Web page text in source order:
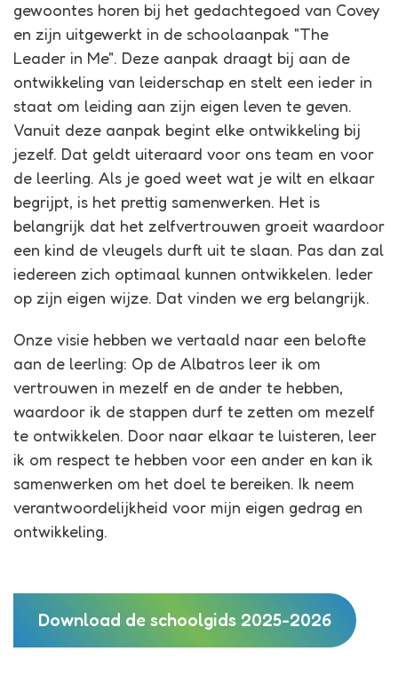
gewoontes horen bij het gedachtegoed van Covey
en zijn uitgewerkt in de schoolaanpak "The
Leader in Me". Deze aanpak draagt bij aan de
ontwikkeling van leiderschap en stelt een ieder in
staat om leiding aan zijn eigen leven te geven.
Vanuit deze aanpak begint elke ontwikkeling bij
jezelf. Dat geldt uiteraard voor ons team en voor
de leerling. Als je goed weet wat je wilt en elkaar
begrijpt, is het prettig samenwerken. Het is
belangrijk dat het zelfvertrouwen groeit waardoor
een kind de vleugels durft uit te slaan. Pas dan zal
iedereen zich optimaal kunnen ontwikkelen. Ieder
op zijn eigen wijze. Dat vinden we erg belangrijk.
Onze visie hebben we vertaald naar een belofte
aan de leerling: Op de Albatros leer ik om
vertrouwen in mezelf en de ander te hebben,
waardoor ik de stappen durf te zetten om mezelf
te ontwikkelen. Door naar elkaar te luisteren, leer
ik om respect te hebben voor een ander en kan ik
samenwerken om het doel te bereiken. Ik neem
verantwoordelijkheid voor mijn eigen gedrag en
ontwikkeling.
Download de schoolgids 2025-2026